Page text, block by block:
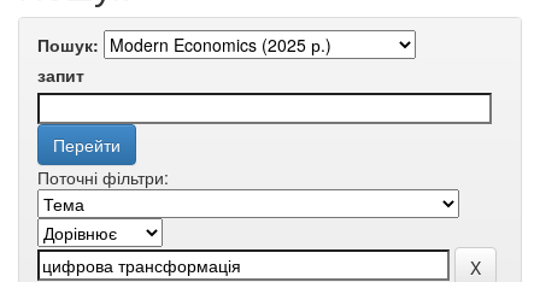
Пошук:
запит
Поточні фільтри: